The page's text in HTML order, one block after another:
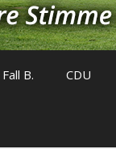
Fall B. CDU